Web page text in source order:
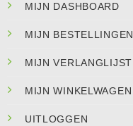
MIJN DASHBOARD
MIJN BESTELLINGEN
MIJN VERLANGLIJST
MIJN WINKELWAGEN
UITLOGGEN